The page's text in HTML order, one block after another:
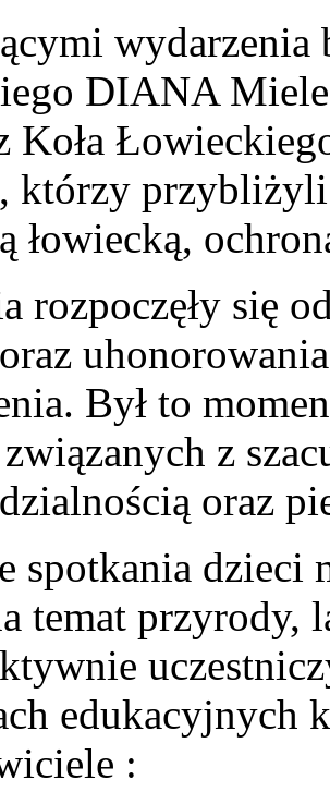
wydarzenia
DIANA
Koła
którzy
łowiecką,
rozpoczęły się
Był to
z
oraz
spotkania dzieci
temat przyrody,
edukacyjnych
: